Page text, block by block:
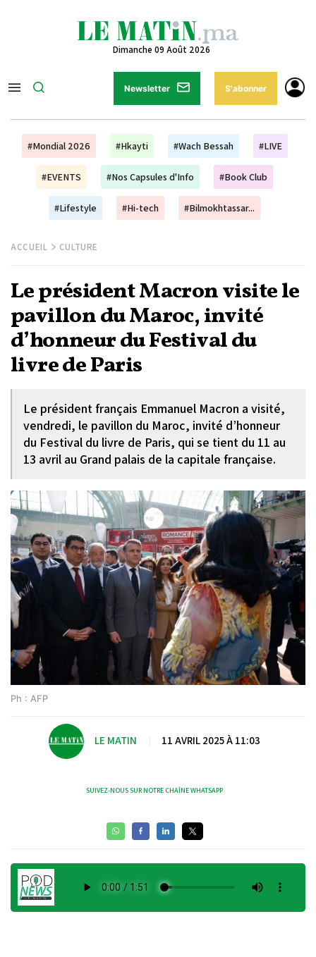
Dimanche 09 Août 2026
Newsletter S'abonner
#Mondial 2026 #Hkayti #Wach Bessah #LIVE
#EVENTS #Nos Capsules d'Info #Book Club
#Lifestyle #Hi-tech #Bilmokhtassar...
ACCUEIL CULTURE
Le président Macron visite le
pavillon du Maroc, invité
d’honneur du Festival du
livre de Paris
Le président français Emmanuel Macron a visité,
vendredi, le pavillon du Maroc, invité d’honneur
du Festival du livre de Paris, qui se tient du 11 au
13 avril au Grand palais de la capitale française.
Ph : AFP
LE MATIN 11 AVRIL 2025 À 11:03
SUIVEZ-NOUS SUR NOTRE CHAÎNE WHATSAPP